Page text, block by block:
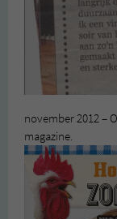
november 2012 –
magazine.